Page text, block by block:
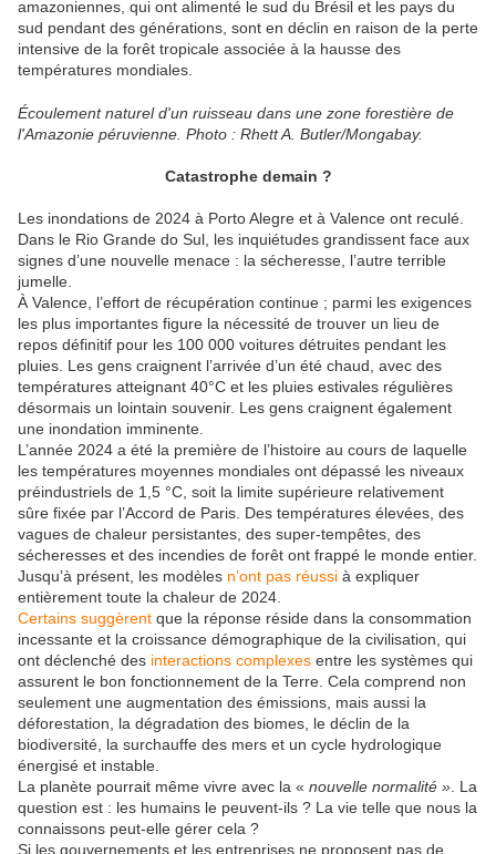
amazoniennes, qui ont alimenté le sud du Brésil et les pays du
sud pendant des générations, sont en déclin en raison de la perte
intensive de la forêt tropicale associée à la hausse des
températures mondiales.
Écoulement naturel d'un ruisseau dans une zone forestière de
l'Amazonie péruvienne. Photo : Rhett A. Butler/Mongabay.
Catastrophe demain ?
Les inondations de 2024 à Porto Alegre et à Valence ont reculé.
Dans le Rio Grande do Sul, les inquiétudes grandissent face aux
signes d’une nouvelle menace : la sécheresse, l’autre terrible
jumelle.
À Valence, l’effort de récupération continue ; parmi les exigences
les plus importantes figure la nécessité de trouver un lieu de
repos définitif pour les 100 000 voitures détruites pendant les
pluies. Les gens craignent l’arrivée d’un été chaud, avec des
températures atteignant 40°C et les pluies estivales régulières
désormais un lointain souvenir. Les gens craignent également
une inondation imminente.
L’année 2024 a été la première de l’histoire au cours de laquelle
les températures moyennes mondiales ont dépassé les niveaux
préindustriels de 1,5 °C, soit la limite supérieure relativement
sûre fixée par l’Accord de Paris. Des températures élevées, des
vagues de chaleur persistantes, des super-tempêtes, des
sécheresses et des incendies de forêt ont frappé le monde entier.
Jusqu’à présent, les modèles n’ont pas réussi à expliquer
entièrement toute la chaleur de 2024.
Certains suggèrent que la réponse réside dans la consommation
incessante et la croissance démographique de la civilisation, qui
ont déclenché des interactions complexes entre les systèmes qui
assurent le bon fonctionnement de la Terre. Cela comprend non
seulement une augmentation des émissions, mais aussi la
déforestation, la dégradation des biomes, le déclin de la
biodiversité, la surchauffe des mers et un cycle hydrologique
énergisé et instable.
La planète pourrait même vivre avec la « nouvelle normalité » . La
question est : les humains le peuvent-ils ? La vie telle que nous la
connaissons peut-elle gérer cela ?
Si les gouvernements et les entreprises ne proposent pas de